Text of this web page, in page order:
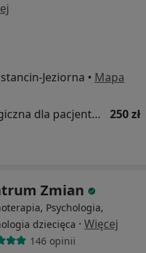
Jeziorna • Mapa
Konsultacja psychologiczna dla pacjentów bariatrycznych 250 zł
Zmian
Psychologia,
dziecięca · Więcej
146 opinii